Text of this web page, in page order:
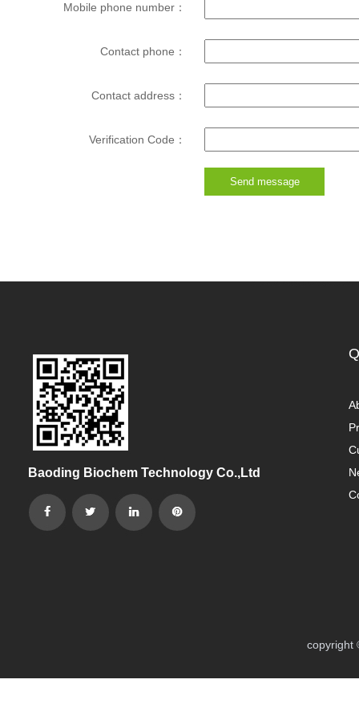
Mobile phone number：
Contact phone：
Contact address：
Verification Code：
Baoding Biochem Technology Co.,Ltd
copyright